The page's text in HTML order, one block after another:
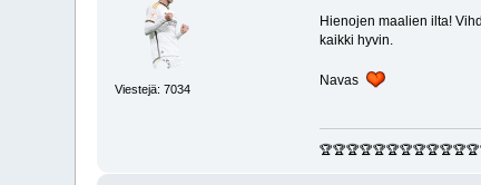
Viestejä: 7034
Hienojen maalien ilta!
kaikki hyvin.
Navas